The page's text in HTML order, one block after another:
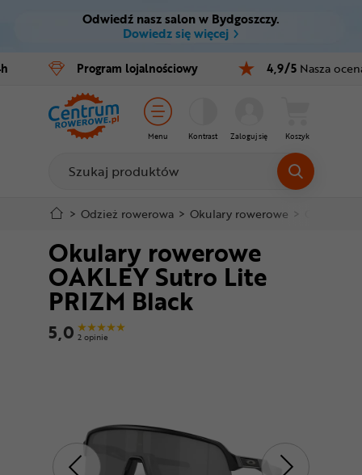
Ctrl M
Menu główne
Informacje o produkcie
Do koszyka
Szczegółowe informacje
Stopka
Mapa strony
Odwiedź nasz salon w Bydgoszczy.
Dowiedz się więcej
Program lojalnościowy 4,9/5 Nasza
Menu Kontrast Zaloguj się Koszyk
Rowery
E-bike
Części
Akcesoria
Odzież
Kaski
Buty
Warsztat
Superoferta
> Odzież rowerowa > Okulary rowerowe >
Okulary rowerowe
OAKLEY Sutro Lite
PRIZM Black
5,0 2 opinie